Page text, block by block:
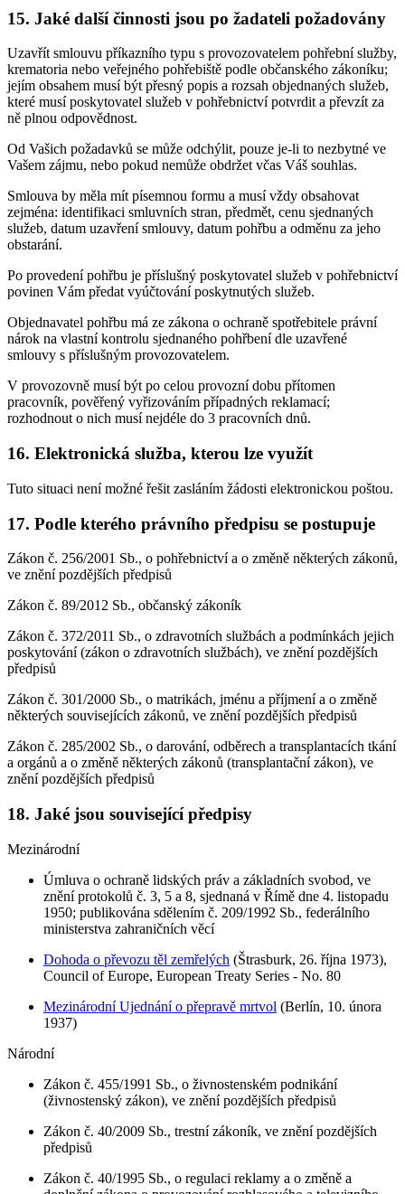
15. Jaké další činnosti jsou po žadateli požadovány
Uzavřít smlouvu příkazního typu s provozovatelem pohřební služby,
krematoria nebo veřejného pohřebiště podle občanského zákoníku;
jejím obsahem musí být přesný popis a rozsah objednaných služeb,
které musí poskytovatel služeb v pohřebnictví potvrdit a převzít za
ně plnou odpovědnost.
Od Vašich požadavků se může odchýlit, pouze je-li to nezbytné ve
Vašem zájmu, nebo pokud nemůže obdržet včas Váš souhlas.
Smlouva by měla mít písemnou formu a musí vždy obsahovat
zejména: identifikaci smluvních stran, předmět, cenu sjednaných
služeb, datum uzavření smlouvy, datum pohřbu a odměnu za jeho
obstarání.
Po provedení pohřbu je příslušný poskytovatel služeb v pohřebnictví
povinen Vám předat vyúčtování poskytnutých služeb.
Objednavatel pohřbu má ze zákona o ochraně spotřebitele právní
nárok na vlastní kontrolu sjednaného pohřbení dle uzavřené
smlouvy s příslušným provozovatelem.
V provozovně musí být po celou provozní dobu přítomen
pracovník, pověřený vyřizováním případných reklamací;
rozhodnout o nich musí nejdéle do 3 pracovních dnů.
16. Elektronická služba, kterou lze využít
Tuto situaci není možné řešit zasláním žádosti elektronickou poštou.
17. Podle kterého právního předpisu se postupuje
Zákon č. 256/2001 Sb., o pohřebnictví a o změně některých zákonů,
ve znění pozdějších předpisů
Zákon č. 89/2012 Sb., občanský zákoník
Zákon č. 372/2011 Sb., o zdravotních službách a podmínkách jejich
poskytování (zákon o zdravotních službách), ve znění pozdějších
předpisů
Zákon č. 301/2000 Sb., o matrikách, jménu a příjmení a o změně
některých souvisejících zákonů, ve znění pozdějších předpisů
Zákon č. 285/2002 Sb., o darování, odběrech a transplantacích tkání
a orgánů a o změně některých zákonů (transplantační zákon), ve
znění pozdějších předpisů
18. Jaké jsou související předpisy
Mezinárodní
Úmluva o ochraně lidských práv a základních svobod, ve
znění protokolů č. 3, 5 a 8, sjednaná v Římě dne 4. listopadu
1950; publikována sdělením č. 209/1992 Sb., federálního
ministerstva zahraničních věcí
Dohoda o převozu těl zemřelých (Štrasburk, 26. října 1973),
Council of Europe, European Treaty Series - No. 80
Mezinárodní Ujednání o přepravě mrtvol (Berlín, 10. února
1937)
Národní
Zákon č. 455/1991 Sb., o živnostenském podnikání
(živnostenský zákon), ve znění pozdějších předpisů
Zákon č. 40/2009 Sb., trestní zákoník, ve znění pozdějších
předpisů
Zákon č. 40/1995 Sb., o regulaci reklamy a o změně a